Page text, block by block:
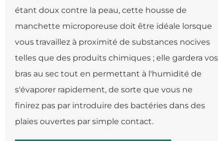
étant doux contre la peau, cette housse de
manchette microporeuse doit être idéale lorsque
vous travaillez à proximité de substances nocives
telles que des produits chimiques ; elle gardera vos
bras au sec tout en permettant à l'humidité de
s'évaporer rapidement, de sorte que vous ne
finirez pas par introduire des bactéries dans des
plaies ouvertes par simple contact.